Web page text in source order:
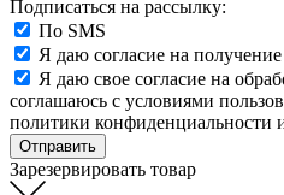
Подписаться на рассылку:
По SMS
Я даю согласие на
Я даю свое согласие на
соглашаюсь с условиями
политики конфиденциальности
Зарезервировать товар